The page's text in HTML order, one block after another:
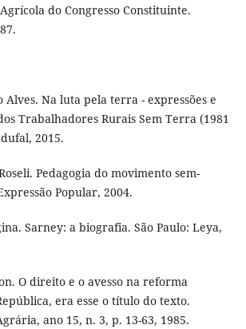
do Congresso Constituinte.
Alves. Na luta pela terra - expressões e
Trabalhadores Rurais Sem Terra (1981
2015.
Pedagogia do movimento sem-
Popular, 2004.
Sarney: a biografia. São Paulo: Leya,
O direito e o avesso na reforma
era esse o título do texto.
ano 15, n. 3, p. 13-63, 1985.